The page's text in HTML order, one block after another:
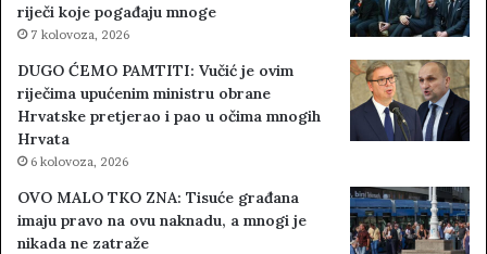
riječi koje pogađaju mnoge
7 kolovoza, 2026
DUGO ĆEMO PAMTITI: Vučić je ovim
riječima upućenim ministru obrane
Hrvatske pretjerao i pao u očima mnogih
Hrvata
6 kolovoza, 2026
OVO MALO TKO ZNA: Tisuće građana
imaju pravo na ovu naknadu, a mnogi je
nikada ne zatraže